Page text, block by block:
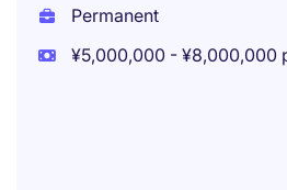
Permanent
¥5,000,000 - ¥8,000,000